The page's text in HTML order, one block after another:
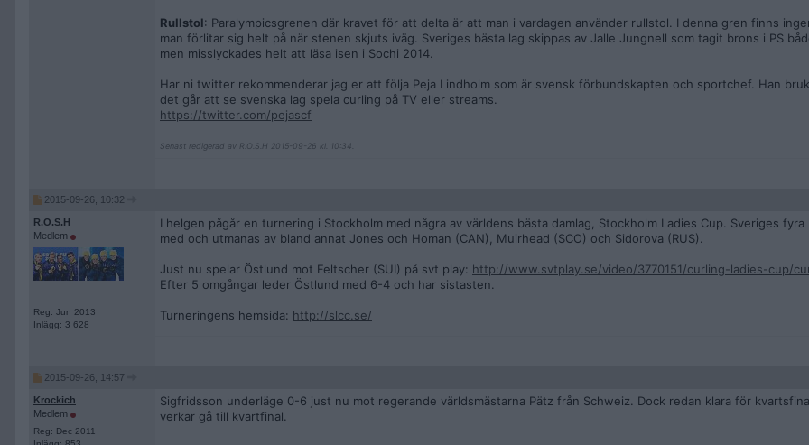
Rullstol: Paralympicsgrenen där kravet för att delta är att man i vardagen använder rullstol. I denna gren finns
man förlitar sig helt på när stenen skjuts iväg. Sveriges bästa lag skippas av Jalle Jungnell som tagit brons i PS
men misslyckades helt att läsa isen i Sochi 2014.
Har ni twitter rekommenderar jag er att följa Peja Lindholm som är svensk förbundskapten och sportchef. Han
det går att se svenska lag spela curling på TV eller streams.
https://twitter.com/pejascf
Senast redigerad av R.O.S.H 2015-09-26 kl. 10:34.
2015-09-26, 10:32
R.O.S.H
Medlem
Reg: Jun 2013
Inlägg: 3 628
I helgen pågår en turnering i Stockholm med några av världens bästa damlag, Stockholm Ladies Cup. Sveriges fyra
med och utmanas av bland annat Jones och Homan (CAN), Muirhead (SCO) och Sidorova (RUS).
Just nu spelar Östlund mot Feltscher (SUI) på svt play: http://www.svtplay.se/video/3770151/curling-ladies-cup/
Efter 5 omgångar leder Östlund med 6-4 och har sistasten.
Turneringens hemsida: http://slcc.se/
2015-09-26, 14:57
Krockich
Medlem
Reg: Dec 2011
Sigfridsson underläge 0-6 just nu mot regerande världsmästarna Pätz från Schweiz. Dock redan klara för
verkar gå till kvartfinal.